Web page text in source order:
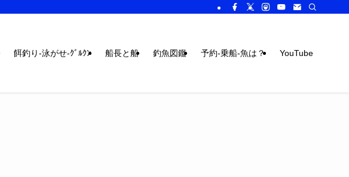
餌釣り-泳がせ-ｸﾞﾙｸﾝ 船長と船 釣魚図鑑 予約-乗船-魚は？ YouTube